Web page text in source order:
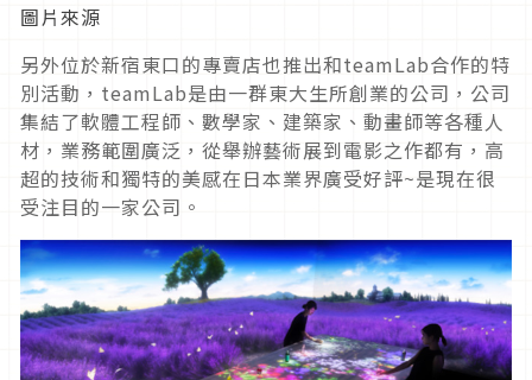
圖片來源
另外位於新宿東口的專賣店也推出和teamLab合作的特
別活動，teamLab是由一群東大生所創業的公司，公司
集結了軟體工程師、數學家、建築家、動畫師等各種人
材，業務範圍廣泛，從舉辦藝術展到電影之作都有，高
超的技術和獨特的美感在日本業界廣受好評~是現在很
受注目的一家公司。